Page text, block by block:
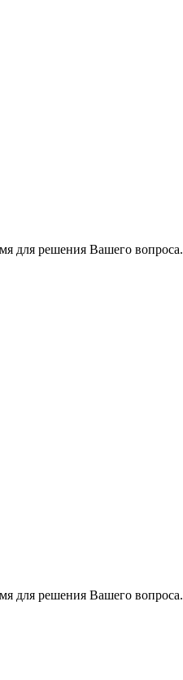
для решения Вашего вопроса.
для решения Вашего вопроса.